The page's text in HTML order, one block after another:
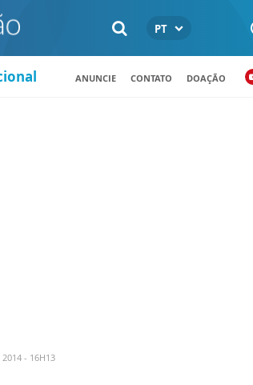
PT
ANUNCIE CONTATO DOAÇÃO
2014 - 16H13